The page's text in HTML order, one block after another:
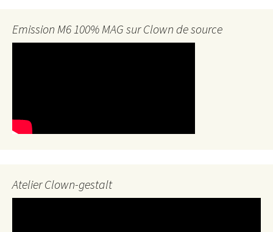
Emission M6 100% MAG sur Clown de source
Atelier Clown-gestalt